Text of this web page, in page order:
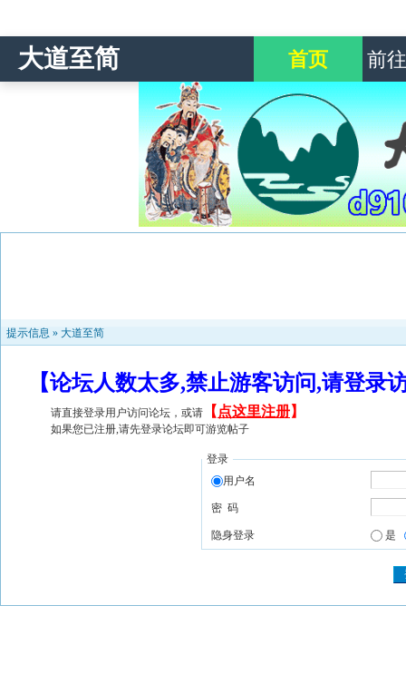
大道至简 首页 前
提示信息 » 大道至简
【论坛人数太多,禁止游客访问,请登
请直接登录用户访问论坛，或请 【 点这里注册】
如果您已注册,请先登录论坛即可游览帖子
登录
用户名
密 码
隐身登录 是